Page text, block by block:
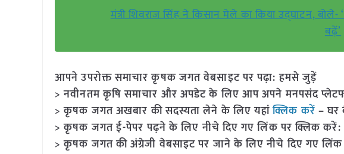
मंत्री शिवराज सिंह ने किसान मेले का किया उद्घाटन,
बढ़ें’
आपने उपरोक्त समाचार कृषक जगत वेबसाइट पर पढ़ा: हमसे जुड़ें
> नवीनतम कृषि समाचार और अपडेट के लिए आप अपने मनपसंद
> कृषक जगत अखबार की सदस्यता लेने के लिए यहांक्लिक करें – घर
> कृषक जगत ई-पेपर पढ़ने के लिए नीचे दिए गए लिंक पर क्लिक करें:
> कृषक जगत की अंग्रेजी वेबसाइट पर जाने के लिए नीचे दिए गए